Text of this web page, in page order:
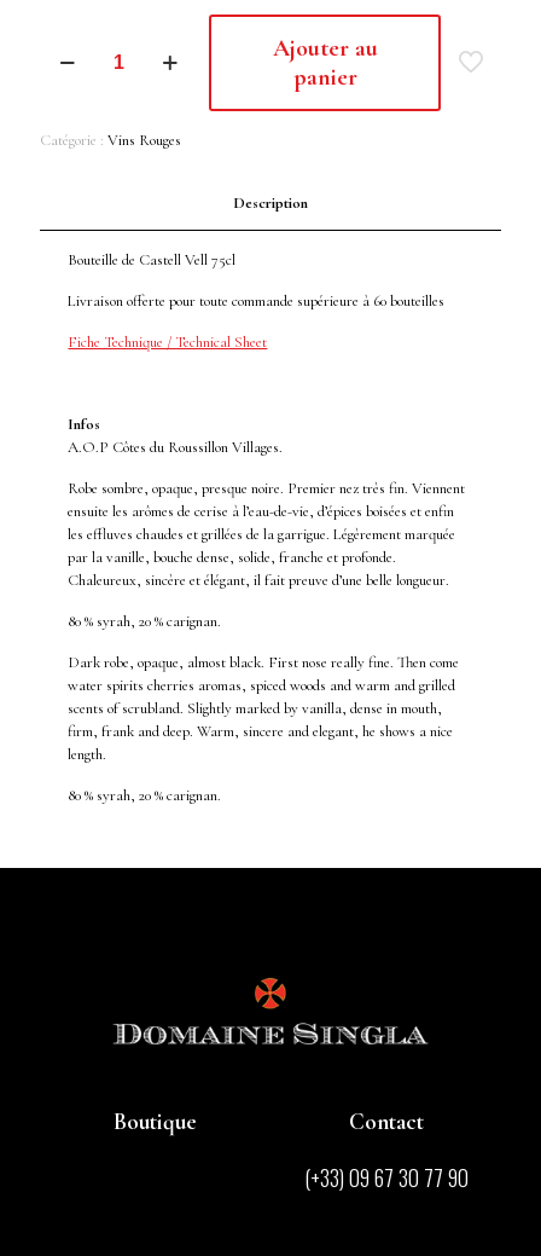
2021
Ajouter au
panier
Catégorie : Vins Rouges
Description
Bouteille de Castell Vell 75cl
Livraison offerte pour toute commande supérieure à 60 bouteilles
Fiche Technique / Technical Sheet
Infos
A.O.P Côtes du Roussillon Villages.
Robe sombre, opaque, presque noire. Premier nez très fin. Viennent
ensuite les arômes de cerise à l’eau-de-vie, d’épices boisées et enfin
les effluves chaudes et grillées de la garrigue. Légèrement marquée
par la vanille, bouche dense, solide, franche et profonde.
Chaleureux, sincère et élégant, il fait preuve d’une belle longueur.
80 % syrah, 20 % carignan.
Dark robe, opaque, almost black. First nose really fine. Then come
water spirits cherries aromas, spiced woods and warm and grilled
scents of scrubland. Slightly marked by vanilla, dense in mouth,
firm, frank and deep. Warm, sincere and elegant, he shows a nice
length.
80 % syrah, 20 % carignan.
Boutique Contact
(+33) 09 67 30 77 90